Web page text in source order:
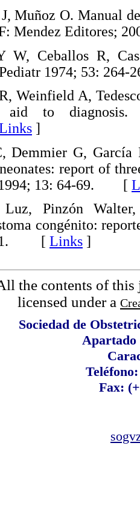
Muñoz O. Manual
Mendez
W, Ceballos R,
Pediatr 1974; 53:
Weinfield A,
to diagnosis.
]
Demmier G,
report of
1994; 13: 64-69. [
Pinzón
congénito:
11. [ Links ]
the contents of this
licensed under a
Sociedad de
Apartado
Fax: